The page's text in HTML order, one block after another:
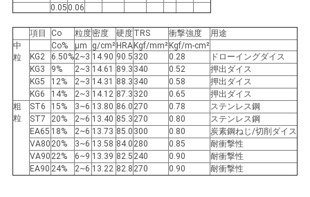
い
地
0.05 0.06
項目 Co 粒度密度 硬度TRS 衝撃強度
用途
中
粒
Co% μm g/cm² HRA Kgf/mm² Kgf/m-cm²
KG2
6.50%2~3 14.90 90.5 320 0.28
ドローイングダイス
KG3
9% 2~3 14.61 89.3 340 0.52
押出ダイス
KG5
12% 2~3 14.31 88.3 340 0.58
押出ダイス
KG6
14% 2~3 14.12 87.3 320 0.65
押出ダイス
粗
粒
ST6 15% 3~6 13.80 86.0 270 0.78
ステンレス鋼
ST7
20% 2~6 13.40 85.3 270 0.80
ステンレス鋼
EA65 18% 2~6 13.73 85.0 300 0.80
炭素鋼ねじ/切削ダイス
VA80 20% 3~6 13.58 84.0 280 0.85
耐衝撃性
VA90 22% 6~9 13.39 82.5 240 0.90
耐衝撃性
EA90 24% 2~6 13.22 82.8 270 0.90 耐衝撃性